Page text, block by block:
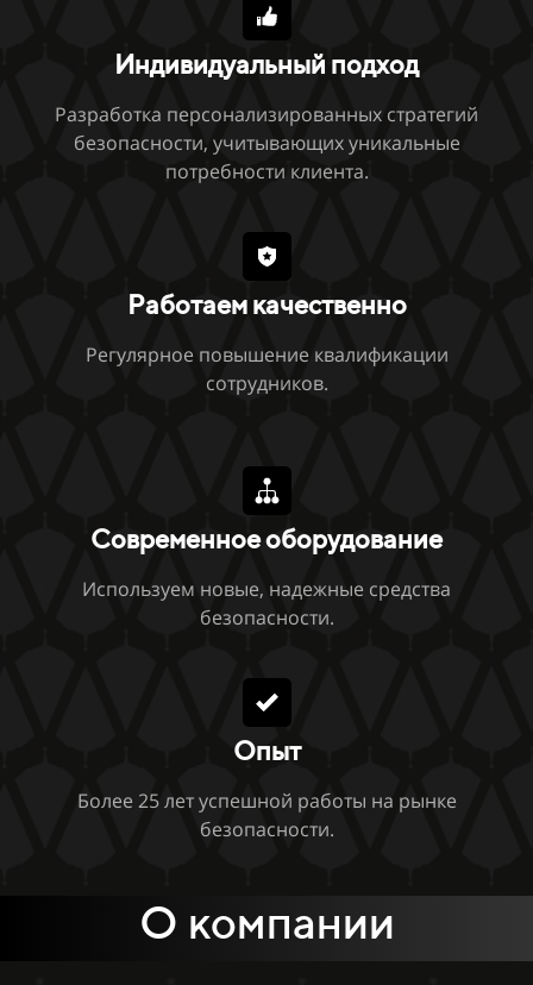
Индивидуальный подход
Разработка персонализированных стратегий
безопасности, учитывающих уникальные
потребности клиента.
Работаем качественно
Регулярное повышение квалификации
сотрудников.
Современное оборудование
Используем новые, надежные средства
безопасности.
Опыт
Более 25 лет успешной работы на рынке
безопасности.
О компании